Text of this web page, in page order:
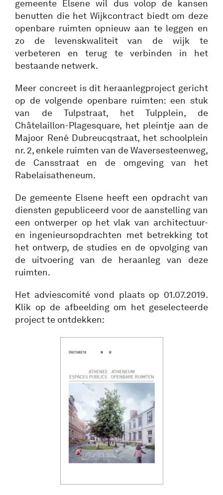
gemeente Elsene wil dus volop de kansen
benutten die het Wijkcontract biedt om deze
openbare ruimten opnieuw aan te leggen en
zo de levenskwaliteit van de wijk te
verbeteren en terug te verbinden in het
bestaande netwerk.
Meer concreet is dit heraanlegproject gericht
op de volgende openbare ruimten: een stuk
van de Tulpstraat, het Tulpplein, de
Châtelaillon-Plagesquare, het pleintje aan de
Majoor René Dubreucqstraat, het schoolplein
nr. 2, enkele ruimten van de Waversesteenweg,
de Cansstraat en de omgeving van het
Rabelaisatheneum.
De gemeente Elsene heeft een opdracht van
diensten gepubliceerd voor de aanstelling van
een ontwerper op het vlak van architectuur-
en ingenieursopdrachten met betrekking tot
het ontwerp, de studies en de opvolging van
de uitvoering van de heraanleg van deze
ruimten.
Het adviescomité vond plaats op 01.07.2019.
Klik op de afbeelding om het geselecteerde
project te ontdekken: